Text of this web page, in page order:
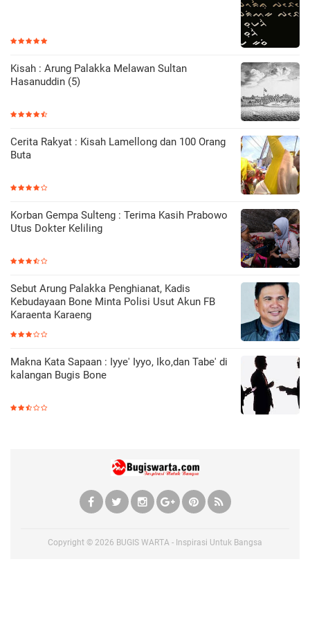
Kisah : Arung Palakka Melawan Sultan
Hasanuddin (5)
Cerita Rakyat : Kisah Lamellong dan 100 Orang
Buta
Korban Gempa Sulteng : Terima Kasih Prabowo
Utus Dokter Keliling
Sebut Arung Palakka Penghianat, Kadis
Kebudayaan Bone Minta Polisi Usut Akun FB
Karaenta Karaeng
Makna Kata Sapaan : Iyye' Iyyo, Iko,dan Tabe' di
kalangan Bugis Bone
Copyright © 2026 BUGIS WARTA - Inspirasi Untuk Bangsa